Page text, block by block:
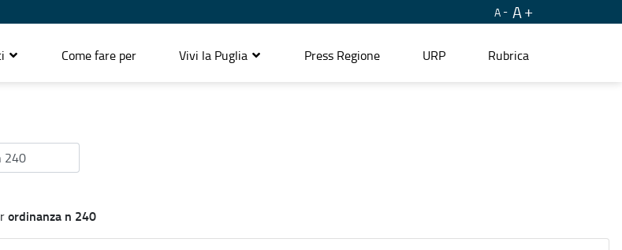
A A
Come fare per Vivi la Puglia Press Regione URP Rubrica
ordinanza n 240